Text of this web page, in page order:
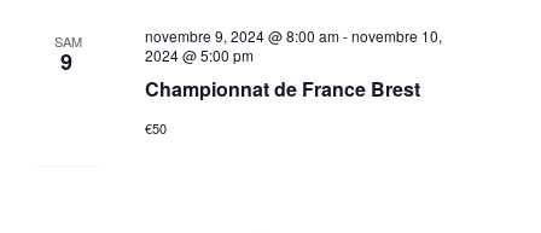
SAM
9
Championnat de France Brest
novembre 9, 2024 @ 8:00 am-novembre 10,
2024 @ 5:00 pm
€50